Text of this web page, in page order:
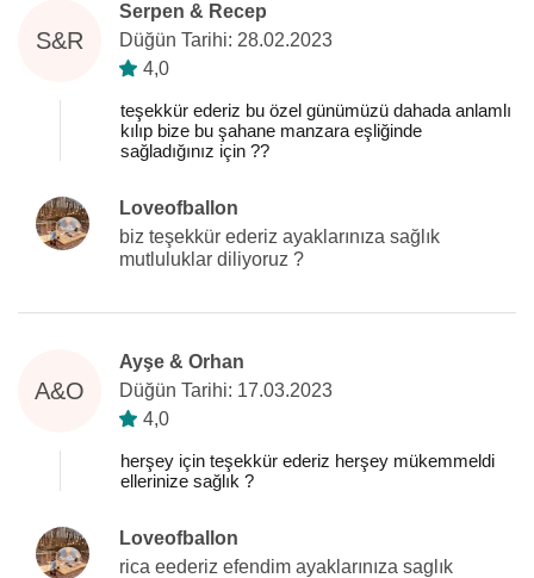
S&R
Serpen & Recep
Düğün Tarihi: 28.02.2023
4,0
teşekkür ederiz bu özel günümüzü dahada anlamlı
kılıp bize bu şahane manzara eşliğinde
sağladığınız için ??
Loveofballon
biz teşekkür ederiz ayaklarınıza sağlık
mutluluklar diliyoruz ?
A&O
Ayşe & Orhan
Düğün Tarihi: 17.03.2023
4,0
herşey için teşekkür ederiz herşey mükemmeldi
ellerinize sağlık ?
Loveofballon
rica eederiz efendim ayaklarınıza saglık